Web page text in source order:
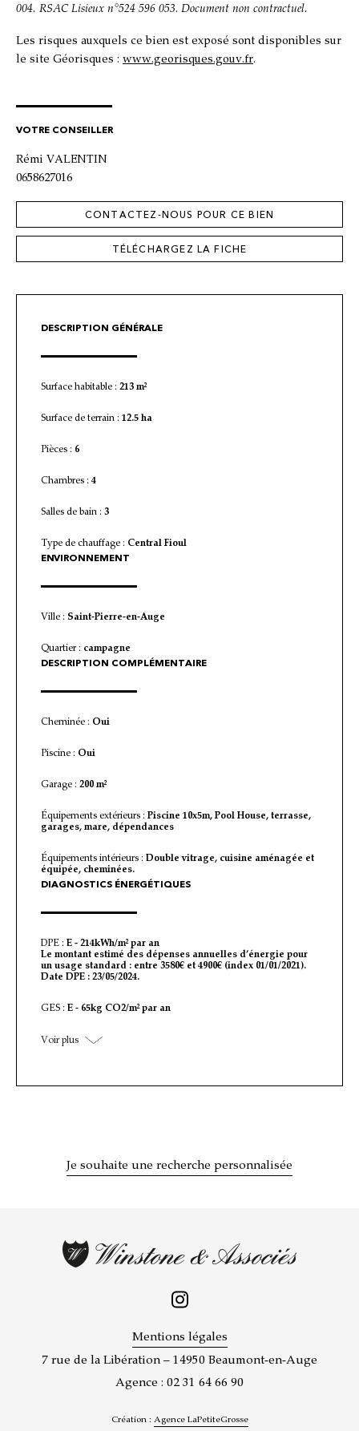
004. RSAC Lisieux n°524 596 053. Document non contractuel.
Les risques auxquels ce bien est exposé sont disponibles sur
le site Géorisques : www.georisques.gouv.fr.
VOTRE CONSEILLER
Rémi VALENTIN
0658627016
CONTACTEZ-NOUS POUR CE BIEN
TÉLÉCHARGEZ LA FICHE
DESCRIPTION GÉNÉRALE
Surface habitable : 213 m²
Surface de terrain : 12.5 ha
Pièces : 6
Chambres : 4
Salles de bain : 3
Type de chauffage : Central Fioul
ENVIRONNEMENT
Ville : Saint-Pierre-en-Auge
Quartier : campagne
DESCRIPTION COMPLÉMENTAIRE
Cheminée : Oui
Piscine : Oui
Garage : 200 m²
Équipements extérieurs : Piscine 10x5m, Pool House, terrasse,
garages, mare, dépendances
Équipements intérieurs : Double vitrage, cuisine aménagée et
équipée, cheminées.
DIAGNOSTICS ÉNERGÉTIQUES
DPE : E - 214kWh/m² par an
Le montant estimé des dépenses annuelles d’énergie pour
un usage standard : entre 3580€ et 4900€ (index 01/01/2021).
Date DPE : 23/05/2024.
GES : E - 65kg CO2/m² par an
Voir plus
Je souhaite une recherche personnalisée
Mentions légales
7 rue de la Libération – 14950 Beaumont-en-Auge
Agence : 02 31 64 66 90
Création : Agence LaPetiteGrosse